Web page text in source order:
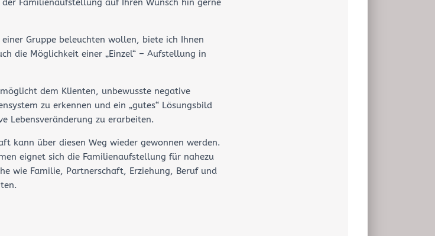
Familienaufstellung auf Ihren Wunsch hin gerne
Gruppe beleuchten wollen, biete ich Ihnen
die Möglichkeit einer „Einzel“ – Aufstellung in
dem Klienten, unbewusste negative
zu erkennen und ein „gutes“ Lösungsbild
Lebensveränderung zu erarbeiten.
kann über diesen Weg wieder gewonnen werden.
eignet sich die Familienaufstellung für nahezu
wie Familie, Partnerschaft, Erziehung, Beruf und